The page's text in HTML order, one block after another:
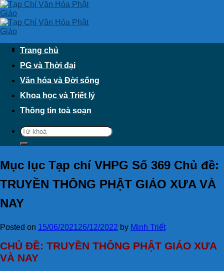
Skip
to
content
Trang chủ
PG và Thời đại
Văn hóa và Đời sống
Khoa học và Triết lý
Thông tin toà soạn
Mục lục Tạp chí VHPG Số 369 Chủ đề:
TRUYỀN THÔNG PHẬT GIÁO XƯA VÀ
NAY
Posted on 15/06/202126/12/2022 by Minh Triết
CHỦ ĐỀ: TRUYỀN THÔNG PHẬT GIÁO XƯA
VÀ NAY